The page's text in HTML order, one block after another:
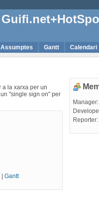
Assumptes Gantt Calendari
a la xarxa per un
"single sign on" per
| Gantt
Reporter: